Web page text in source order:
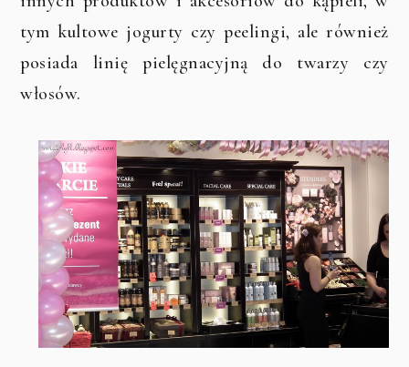
tym kultowe jogurty czy peelingi, ale również
posiada linię pielęgnacyjną do twarzy czy
włosów.